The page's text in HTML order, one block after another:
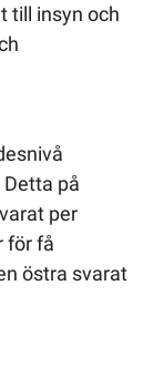
till insyn och
på
per
för få
östra svarat